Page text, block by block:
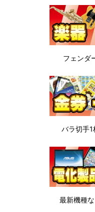
フェンダ
バラ切手1
最新機種